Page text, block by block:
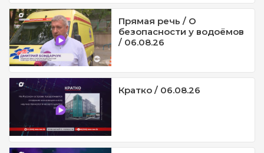
Прямая речь / О
безопасности у водоёмов
/ 06.08.26
Кратко / 06.08.26